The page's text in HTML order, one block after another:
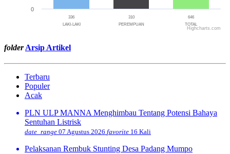
336
LAKI-LAKI
310
PEREMPUAN
646
TOTAL
0
Highcharts.com
folder Arsip Artikel
Terbaru
Populer
Acak
PLN ULP MANNA Menghimbau Tentang Potensi Bahaya
Sentuhan Listrisk
date_range 07 Agustus 2026 favorite 16 Kali
Pelaksanan Rembuk Stunting Desa Padang Mumpo